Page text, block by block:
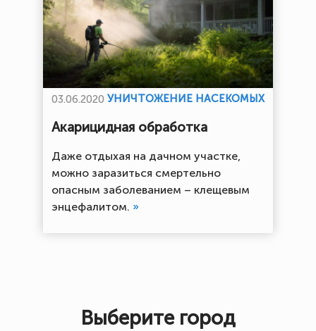
03.06.2020 УНИЧТОЖЕНИЕ НАСЕКОМЫХ
Акарицидная обработка
Даже отдыхая на дачном участке,
можно заразиться смертельно
опасным заболеванием – клещевым
энцефалитом. »
Выберите город